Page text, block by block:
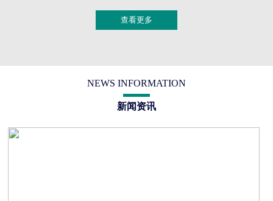
查看更多
NEWS INFORMATION
新闻资讯